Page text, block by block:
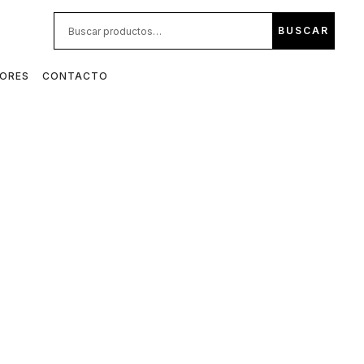
BUSCAR
CONTACTO